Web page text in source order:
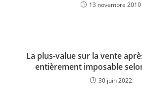
13 novembre 2019
La plus-value sur la vente
entièrement imposable
30 juin 2022